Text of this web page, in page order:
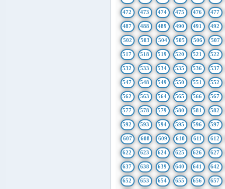
472 473 474 475 476 477
487 488 489 490 491 492
502 503 504 505 506 507
517 518 519 520 521 522
532 533 534 535 536 537
547 548 549 550 551 552
562 563 564 565 566 567
577 578 579 580 581 582
592 593 594 595 596 597
607 608 609 610 611 612
622 623 624 625 626 627
637 638 639 640 641 642
652 653 654 655 656 657